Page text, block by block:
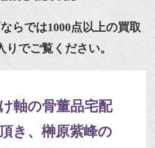
らでは1000点以上の買取
りでご覧ください。
軸の骨董品宅配
き、榊原紫峰の